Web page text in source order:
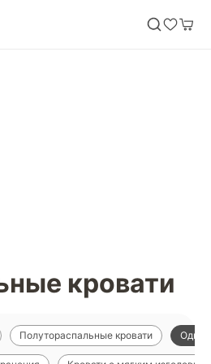
кровати
Полутораспальные кровати